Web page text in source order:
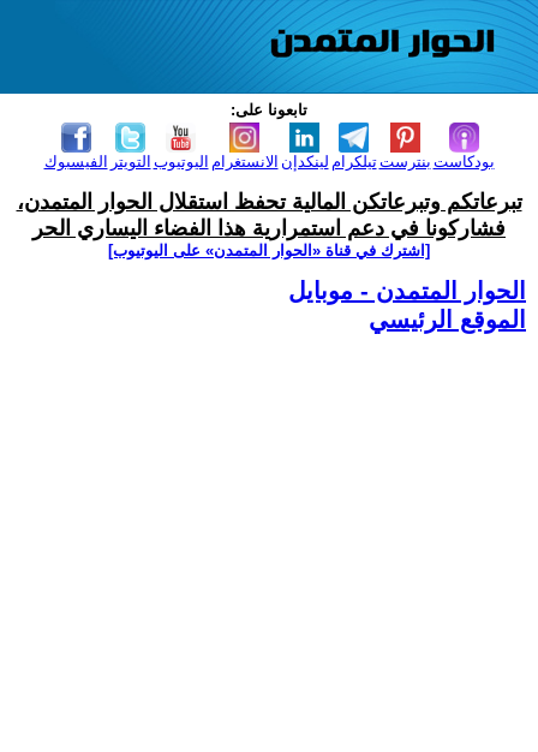
تابعونا على:
الفيسبوك التويتر اليوتيوب الانستغرام لينكدإن تيلكرامبنترست بودكاست
تبرعاتكم وتبرعاتكن المالية تحفظ استقلال الحوار المتمدن،
فشاركونا في دعم استمرارية هذا الفضاء اليساري الحر
[اشترك في قناة ‫«الحوار المتمدن» على اليوتيوب]
الحوار المتمدن - موبايل
الموقع الرئيسي